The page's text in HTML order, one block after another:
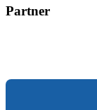
Partner